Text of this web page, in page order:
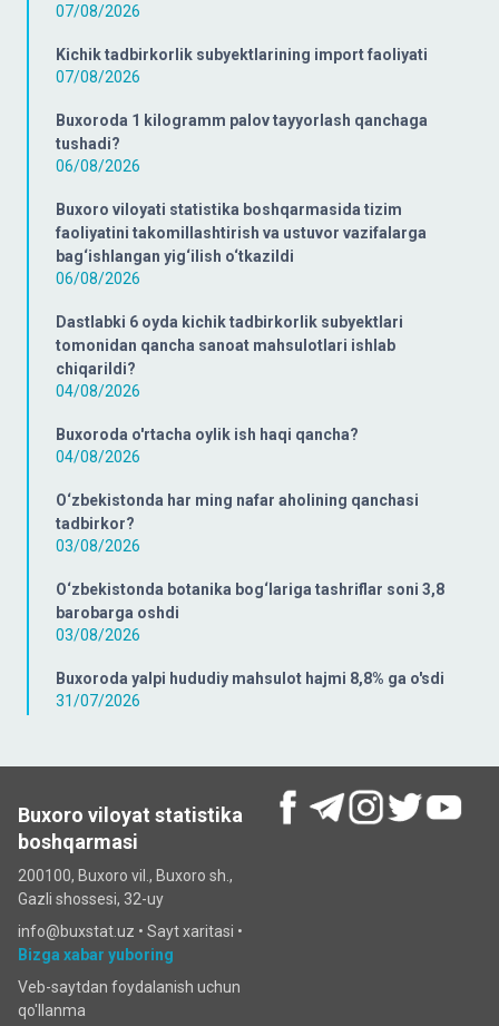
07/08/2026
Kichik tadbirkorlik subyektlarining import faoliyati
07/08/2026
Buxoroda 1 kilogramm palov tayyorlash qanchaga
tushadi?
06/08/2026
Buxoro viloyati statistika boshqarmasida tizim
faoliyatini takomillashtirish va ustuvor vazifalarga
bag‘ishlangan yig‘ilish o‘tkazildi
06/08/2026
Dastlabki 6 oyda kichik tadbirkorlik subyektlari
tomonidan qancha sanoat mahsulotlari ishlab
chiqarildi?
04/08/2026
Buxoroda o'rtacha oylik ish haqi qancha?
04/08/2026
O‘zbekistonda har ming nafar aholining qanchasi
tadbirkor?
03/08/2026
O‘zbekistonda botanika bog‘lariga tashriflar soni 3,8
barobarga oshdi
03/08/2026
Buxoroda yalpi hududiy mahsulot hajmi 8,8% ga o'sdi
31/07/2026
Buxoro viloyat statistika
boshqarmasi
200100, Buxoro vil., Buxoro sh.,
Gazli shossesi, 32-uy
info@buxstat.uz • Sayt xaritasi •
Bizga xabar yuboring
Veb-saytdan foydalanish uchun
qo'llanma